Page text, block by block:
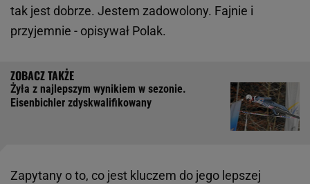
tak jest dobrze. Jestem zadowolony. Fajnie i
przyjemnie - opisywał Polak.
Żyła z najlepszym wynikiem w sezonie.
Eisenbichler zdyskwalifikowany
Zapytany o to, co jest kluczem do jego lepszej